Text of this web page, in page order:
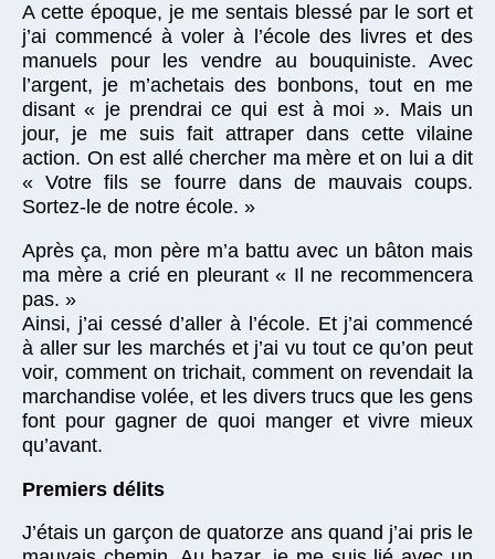
A cette époque, je me sentais blessé par le sort et
j’ai commencé à voler à l’école des livres et des
manuels pour les vendre au bouquiniste. Avec
l’argent, je m’achetais des bonbons, tout en me
disant « je prendrai ce qui est à moi ». Mais un
jour, je me suis fait attraper dans cette vilaine
action. On est allé chercher ma mère et on lui a dit
« Votre fils se fourre dans de mauvais coups.
Sortez-le de notre école. »
Après ça, mon père m’a battu avec un bâton mais
ma mère a crié en pleurant « Il ne recommencera
pas. »
Ainsi, j’ai cessé d’aller à l’école. Et j’ai commencé
à aller sur les marchés et j’ai vu tout ce qu’on peut
voir, comment on trichait, comment on revendait la
marchandise volée, et les divers trucs que les gens
font pour gagner de quoi manger et vivre mieux
qu’avant.
Premiers délits
J’étais un garçon de quatorze ans quand j’ai pris le